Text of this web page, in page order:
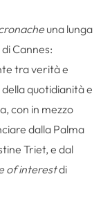
una lunga
Cannes:
tra verità e
quotidianità e
con in mezzo
dalla Palma
Triet, e dal
of interestdi